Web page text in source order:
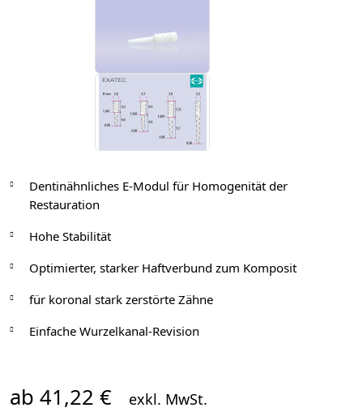
Dentinähnliches E-Modul für Homogenität der
Restauration
Hohe Stabilität
Optimierter, starker Haftverbund zum Komposit
für koronal stark zerstörte Zähne
Einfache Wurzelkanal-Revision
ab 41,22 € exkl. MwSt.